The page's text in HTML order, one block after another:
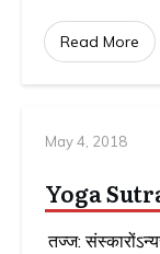
Read More
May 4, 2018
Yoga
तज्ज: